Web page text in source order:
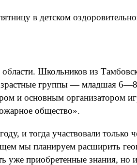
в детском
Школьников из
группы — младшая
и основным организатором
общество».
и тогда участвовали только
мы планируем расширить
уже приобретенные знания, но